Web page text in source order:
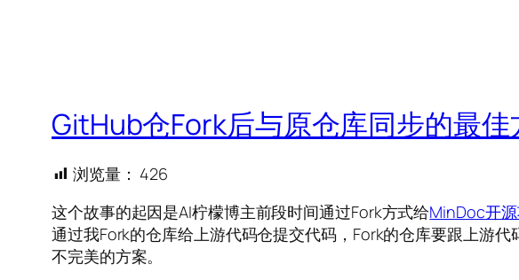
GitHub仓Fork后与原仓库同步的最
浏览量： 426
这个故事的起因是AI柠檬博主前段时间通过Fork方式给MinDoc开
通过我Fork的仓库给上游代码仓提交代码，Fork的仓库要跟上游
不完美的方案。